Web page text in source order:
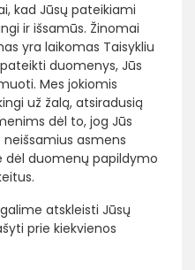
kad Jūsų pateikiami
ir išsamūs. Žinomai
yra laikomas Taisykliu
duomenys, Jūs
Mes jokiomis
už žalą, atsiradusią
dėl to, jog Jūs
asmens
dėl duomenų papildymo
atskleisti Jūsų
prie kiekvienos